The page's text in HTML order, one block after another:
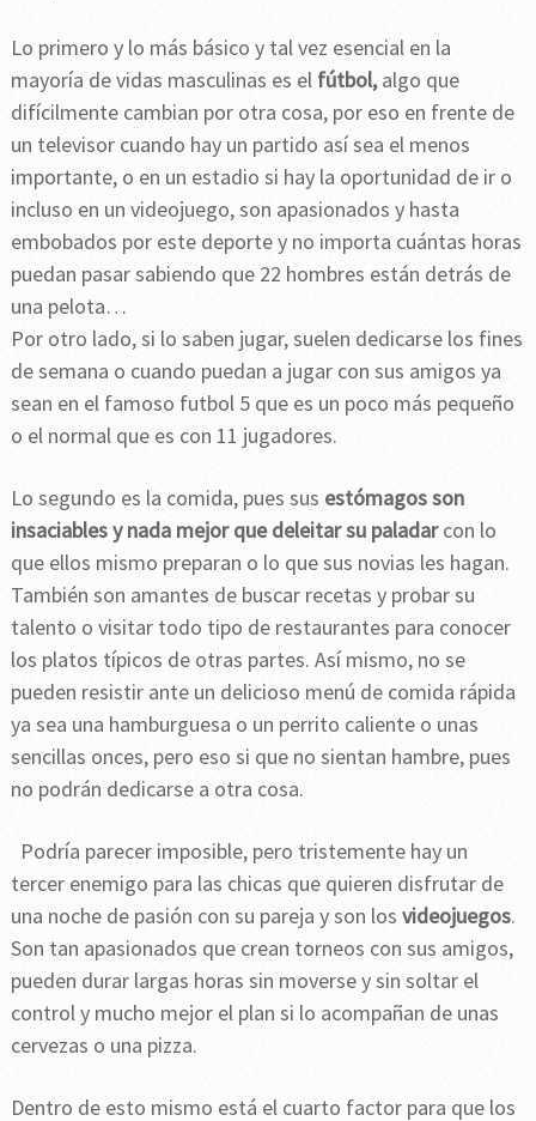
Lo primero y lo más básico y tal vez esencial en la
mayoría de vidas masculinas es el fútbol,algo que
difícilmente cambian por otra cosa, por eso en frente de
un televisor cuando hay un partido así sea el menos
importante, o en un estadio si hay la oportunidad de ir o
incluso en un videojuego, son apasionados y hasta
embobados por este deporte y no importa cuántas horas
puedan pasar sabiendo que 22 hombres están detrás de
una pelota…
Por otro lado, si lo saben jugar, suelen dedicarse los fines
de semana o cuando puedan a jugar con sus amigos ya
sean en el famoso futbol 5 que es un poco más pequeño
o el normal que es con 11 jugadores.
Lo segundo es la comida, pues sus estómagos son
insaciables y nada mejor que deleitar su paladarcon lo
que ellos mismo preparan o lo que sus novias les hagan.
También son amantes de buscar recetas y probar su
talento o visitar todo tipo de restaurantes para conocer
los platos típicos de otras partes. Así mismo, no se
pueden resistir ante un delicioso menú de comida rápida
ya sea una hamburguesa o un perrito caliente o unas
sencillas onces, pero eso si que no sientan hambre, pues
no podrán dedicarse a otra cosa.
Podría parecer imposible, pero tristemente hay un
tercer enemigo para las chicas que quieren disfrutar de
una noche de pasión con su pareja y son los videojuegos.
Son tan apasionados que crean torneos con sus amigos,
pueden durar largas horas sin moverse y sin soltar el
control y mucho mejor el plan si lo acompañan de unas
cervezas o una pizza.
Dentro de esto mismo está el cuarto factor para que los